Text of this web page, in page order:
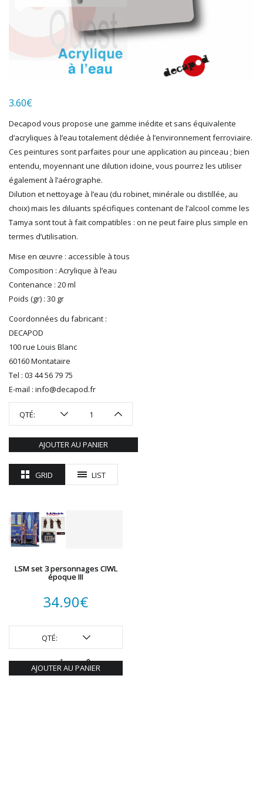
HUMBROL
MAKETTE
MARLKIN
MKD
NOREV
NOVATEUR MODELES
PECO
PG mini
PIKO
PN SUD MODELISME
PREISER
R37
REDUTEX
REE
TAMIYA
TRAINS OUEST
Trains-O-Matic
TRIX
WIKING
WOODLAND SCENICS
3.60€
Decapod vous propose une gamme inédite et sans équivalente
d’acryliques à l’eau totalement dédiée à l’environnement ferroviaire.
Ces peintures sont parfaites pour une application au pinceau ; bien
entendu, moyennant une dilution idoine, vous pourrez les utiliser
également à l’aérographe.
Dilution et nettoyage à l’eau (du robinet, minérale ou distillée, au
choix) mais les diluants spécifiques contenant de l’alcool comme les
Tamya sont tout à fait compatibles : on ne peut faire plus simple en
termes d’utilisation.
Mise en œuvre : accessible à tous
Composition : Acrylique à l’eau
Contenance : 20 ml
Poids (gr) : 30 gr
Coordonnées du fabricant :
DECAPOD
100 rue Louis Blanc
60160 Montataire
Tel : 03 44 56 79 75
E-mail : info@decapod.fr
QTÉ:
AJOUTER AU PANIER
GRID LIST
LSM set 3 personnages CIWL
époque III
34.90€
QTÉ:
AJOUTER AU PANIER